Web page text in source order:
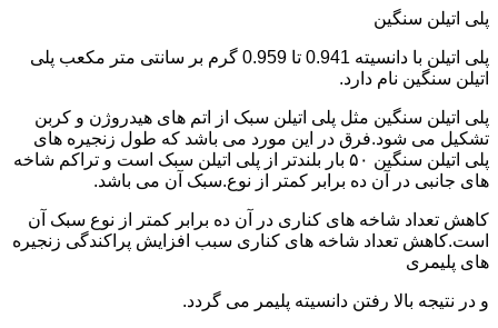
پلی اتیلن سنگین
پلی اتیلن با دانسیته 0.941 تا 0.959 گرم بر سانتی متر مکعب پلی
اتیلن سنگین نام دارد.
پلی اتیلن سنگین مثل پلی اتیلن سبک از اتم های هیدروژن و کربن
تشکیل می شود.فرق در این مورد می باشد که طول زنجیره های
پلی اتیلن سنگین ۵۰ بار بلندتر از پلی اتیلن سبک است و تراکم شاخه
های جانبی در آن ده برابر کمتر از نوع.سبک آن می باشد.
کاهش تعداد شاخه های کناری در آن ده برابر کمتر از نوع سبک آن
است.کاهش تعداد شاخه های کناری سبب افزایش پراکندگی زنجیره
های پلیمری
و در نتیجه بالا رفتن دانسیته پلیمر می گردد.